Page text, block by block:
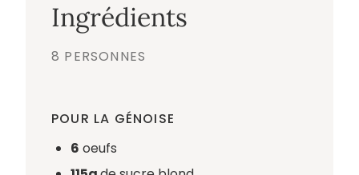
Ingrédients
8 PERSONNES
POUR LA GÉNOISE
6 oeufs